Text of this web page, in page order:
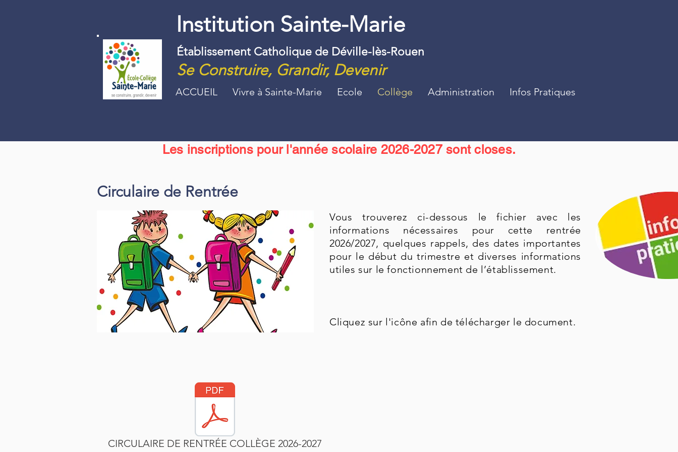
Institution Sainte-Marie
Établissement Catholique de Déville-lès-Rouen
Se Construire, Grandir, Devenir
ACCUEIL Vivre à Sainte-Marie Ecole Collège Administration Infos Pratiques
Les inscriptions pour l'année scolaire 2026-2027 sont closes.
Circulaire de Rentrée
Vous trouverez ci-dessous le fichier avec les
informations nécessaires pour cette rentrée
2026/2027, quelques rappels, des dates importantes
pour le début du trimestre et diverses informations
utiles sur le fonctionnement de l’établissement.
Cliquez sur l'icône afin de télécharger le document.
CIRCULAIRE DE RENTRÉE COLLÈGE 2026-2027